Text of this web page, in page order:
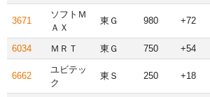
3671
ソフトＭ
ＡＸ
東Ｇ 980 +72
6034 ＭＲＴ 東Ｇ 750 +54
6662
ユビテッ
ク
東Ｓ 250 +18